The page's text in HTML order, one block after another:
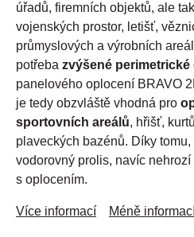
úřadů, firemních objektů, ale
vojenských prostor, letišť,
průmyslových a výrobních
potřeba zvýšené perimetrické
panelového oplocení BRAVO
je tedy obzvláště vhodná pro
sportovních areálů, hřišť,
plaveckých bazénů. Díky
vodorovný prolis, navíc
s oplocením.
Více informací Méně